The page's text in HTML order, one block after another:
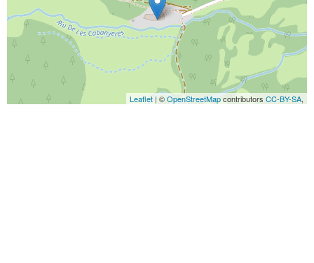
Leaflet | ©OpenStreetMapcontributors CC-BY-SA,